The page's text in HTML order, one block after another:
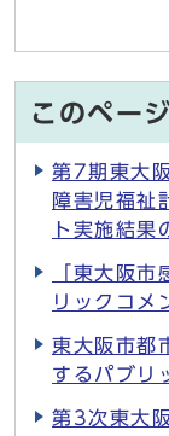
このペー
第7期東大
障害児福祉
ト実施結果
「東大阪
リックコメ
東大阪市都
するパブリ
第3次東大